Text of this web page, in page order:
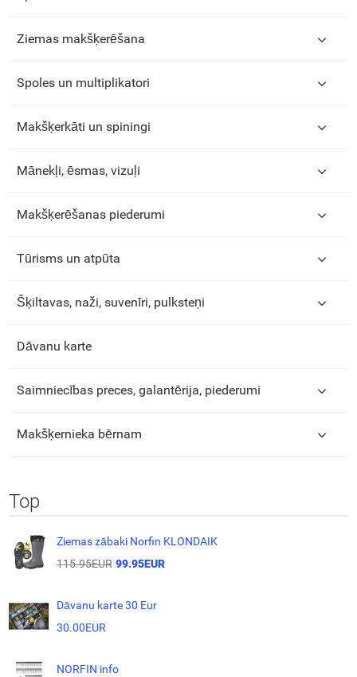
Ziemas makšķerēšana
Spoles un multiplikatori
Makšķerkāti un spiningi
Mānekļi, ēsmas, vizuļi
Makšķerēšanas piederumi
Tūrisms un atpūta
Šķiltavas, naži, suvenīri, pulksteņi
Dāvanu karte
Saimniecības preces, galantērija, piederumi
Makšķernieka bērnam
Top
Ziemas zābaki Norfin KLONDAIK
115.95EUR 99.95EUR
Dāvanu karte 30 Eur
30.00EUR
NORFIN info